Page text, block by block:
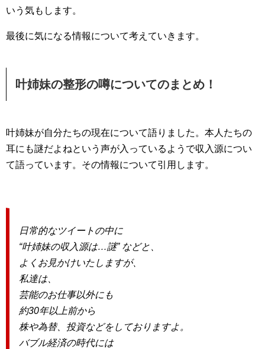
いう気もします。
最後に気になる情報について考えていきます。
叶姉妹の整形の噂についてのまとめ！
叶姉妹が自分たちの現在について語りました。本人たちの
耳にも謎だよねという声が入っているようで収入源につい
て語っています。その情報について引用します。
日常的なツイートの中に
“叶姉妹の収入源は…謎” などと、
よくお見かけいたしますが、
私達は、
芸能のお仕事以外にも
約30年以上前から
株や為替、投資などをしておりますよ。
バブル経済の時代には